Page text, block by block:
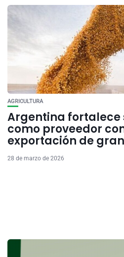
AGRICULTURA
Argentina fortalece
como proveedor
exportación de
28 de marzo de 2026